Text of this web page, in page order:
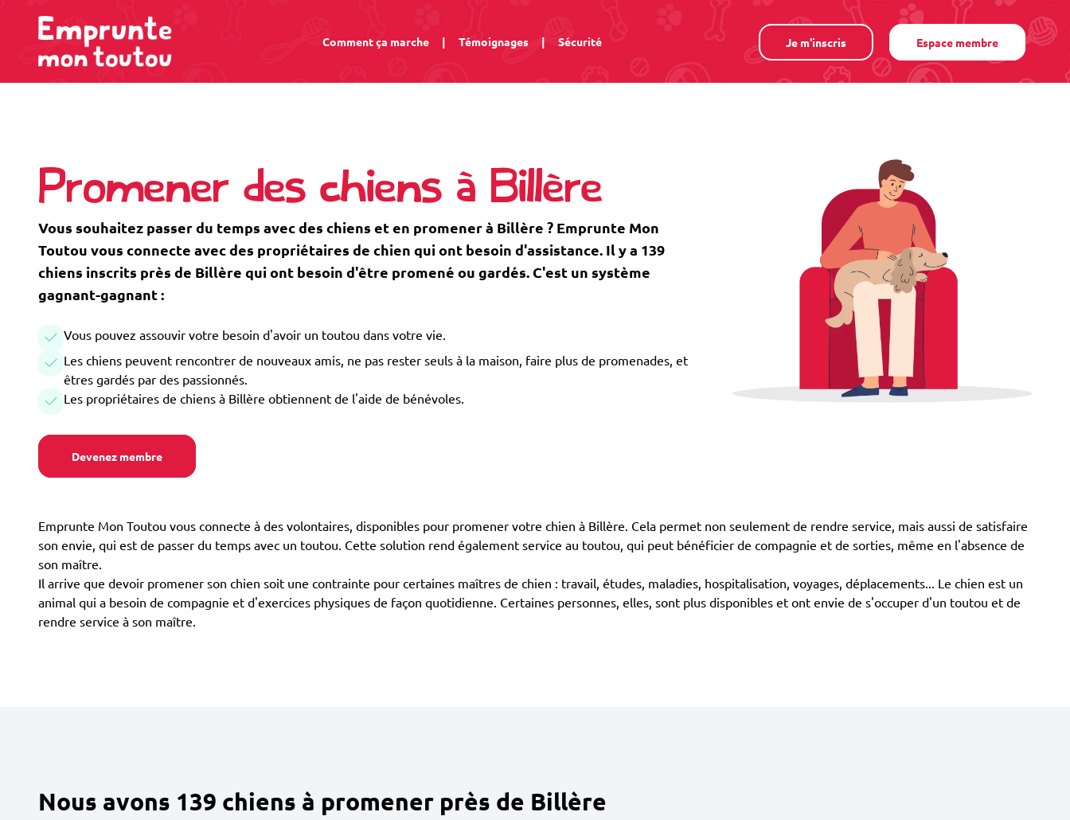
Comment ça marche | Témoignages | Sécurité Je m'inscris Espace membre
Promener des chiens à Billère
Vous souhaitez passer du temps avec des chiens et en promener à Billère ? Emprunte Mon
Toutou vous connecte avec des propriétaires de chien qui ont besoin d'assistance. Il y a 139
chiens inscrits près de Billère qui ont besoin d'être promené ou gardés. C'est un système
gagnant-gagnant :
Vous pouvez assouvir votre besoin d'avoir un toutou dans votre vie.
Les chiens peuvent rencontrer de nouveaux amis, ne pas rester seuls à la maison, faire plus de promenades, et
êtres gardés par des passionnés.
Les propriétaires de chiens à Billère obtiennent de l'aide de bénévoles.
Devenez membre
Emprunte Mon Toutou vous connecte à des volontaires, disponibles pour promener votre chien à Billère. Cela permet non seulement de rendre service, mais aussi de satisfaire
son envie, qui est de passer du temps avec un toutou. Cette solution rend également service au toutou, qui peut bénéficier de compagnie et de sorties, même en l'absence de
son maître.
Il arrive que devoir promener son chien soit une contrainte pour certaines maîtres de chien : travail, études, maladies, hospitalisation, voyages, déplacements... Le chien est un
animal qui a besoin de compagnie et d'exercices physiques de façon quotidienne. Certaines personnes, elles, sont plus disponibles et ont envie de s'occuper d'un toutou et de
rendre service à son maître.
Nous avons 139 chiens à promener près de Billère